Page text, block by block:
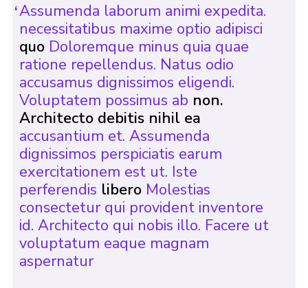
Assumenda laborum animi expedita.
necessitatibus maxime optio adipisci
quoDoloremque minus quia quae
ratione repellendus. Natus odio
accusamus dignissimos eligendi.
Voluptatem possimus ab non.
Architecto debitis nihil ea
accusantium et. Assumenda
dignissimos perspiciatis earum
exercitationem est ut. Iste
perferendis liberoMolestias
consectetur qui provident inventore
id. Architecto qui nobis illo. Facere ut
voluptatum eaque magnam
aspernatur